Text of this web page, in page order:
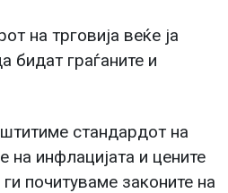
на трговија веќе ја
бидат граѓаните и
стандардот на
на инфлацијата и цените
почитуваме законите на